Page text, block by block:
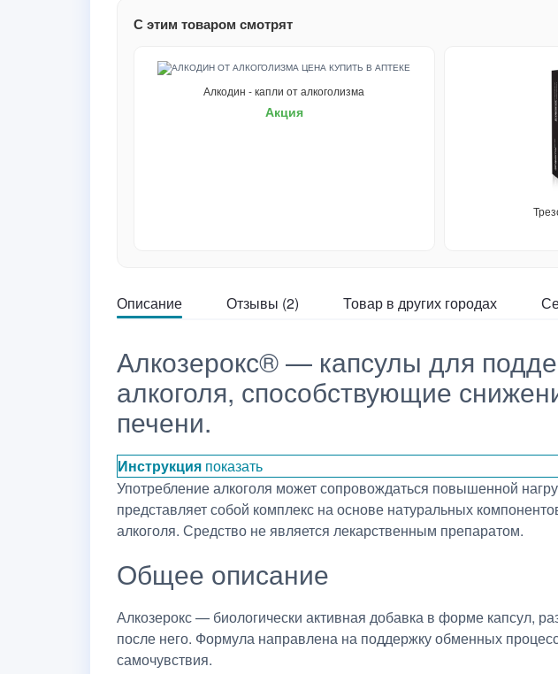
С этим товаром смотрят
Алкодин - капли от алкоголизма
Акция
Описание Отзывы (2) Товар в других городах
Алкозерокс® — капсулы для
алкоголя, способствующие
печени.
Инструкция показать
Употребление алкоголя может сопровождаться повышенной
представляет собой комплекс на основе натуральных
алкоголя. Средство не является лекарственным препаратом.
Общее описание
Алкозерокс — биологически активная добавка в форме капсул,
после него. Формула направлена на поддержку обменных
самочувствия.